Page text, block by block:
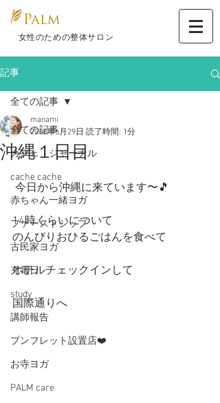
​ 女性のための整体サロン
記事
全ての記事
カフェ ジャーナル
cache cache
赤ちゃん一緒ヨガ
ファーストシップ
古民家ヨガ
充電日
study
講師報告
プンフレット設置店❤️
お寺ヨガ
PALM care
全ての記事
沖縄１日目
manami
2018年6月29日 読了時間: 1分
今日から沖縄に来ています〜🎵
14時くらいについて
のんびりおひるごはんを食べて
ホテルチェックインして
国際通りへ